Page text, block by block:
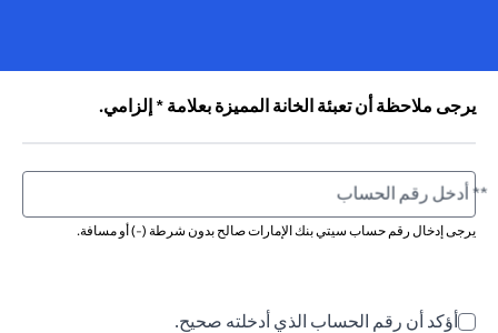
يرجى ملاحظة أن تعبئة الخانة المميزة بعلامة * إلزامي.
يرجى إدخال رقم حساب سيتي بنك الإمارات صالح بدون شرطة (-) أو مسافة.
** أدخل رقم الحساب
أؤكد أن رقم الحساب الذي أدخلته صحيح.